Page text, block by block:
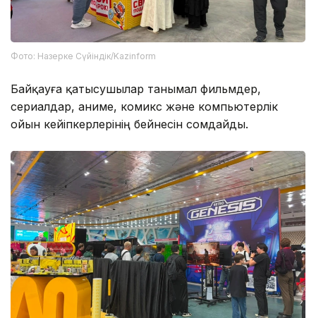
Фото: Назерке Сүйіндік/Kazinform
Байқауға қатысушылар танымал фильмдер,
сериалдар, аниме, комикс және компьютерлік
ойын кейіпкерлерінің бейнесін сомдайды.